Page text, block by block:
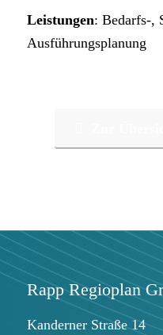
Leistungen: Bedarfs-,
Ausführungsplanung
Rapp Regioplan
Kanderner Straße 14